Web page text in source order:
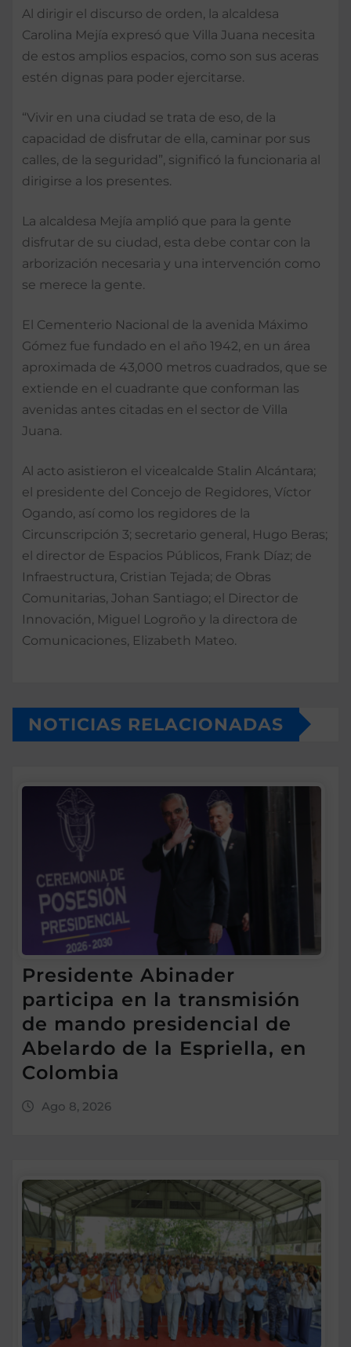
Al dirigir el discurso de orden, la alcaldesa
Carolina Mejía expresó que Villa Juana necesita
de estos amplios espacios, como son sus aceras
estén dignas para poder ejercitarse.
“Vivir en una ciudad se trata de eso, de la
capacidad de disfrutar de ella, caminar por sus
calles, de la seguridad”, significó la funcionaria al
dirigirse a los presentes.
La alcaldesa Mejía amplió que para la gente
disfrutar de su ciudad, esta debe contar con la
arborización necesaria y una intervención como
se merece la gente.
El Cementerio Nacional de la avenida Máximo
Gómez fue fundado en el año 1942, en un área
aproximada de 43,000 metros cuadrados, que se
extiende en el cuadrante que conforman las
avenidas antes citadas en el sector de Villa
Juana.
Al acto asistieron el vicealcalde Stalin Alcántara;
el presidente del Concejo de Regidores, Víctor
Ogando, así como los regidores de la
Circunscripción 3; secretario general, Hugo Beras;
el director de Espacios Públicos, Frank Díaz; de
Infraestructura, Cristian Tejada; de Obras
Comunitarias, Johan Santiago; el Director de
Innovación, Miguel Logroño y la directora de
Comunicaciones, Elizabeth Mateo.
NOTICIAS RELACIONADAS
Presidente Abinader
participa en la transmisión
de mando presidencial de
Abelardo de la Espriella, en
Colombia
Ago 8, 2026